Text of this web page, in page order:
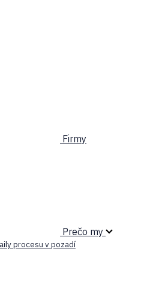
Firmy
Prečo my
procesu v pozadí